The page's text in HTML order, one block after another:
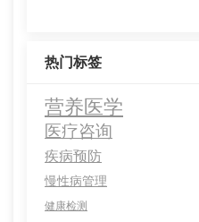
热门标签
营养医学
医疗咨询
疾病预防
慢性病管理
健康检测